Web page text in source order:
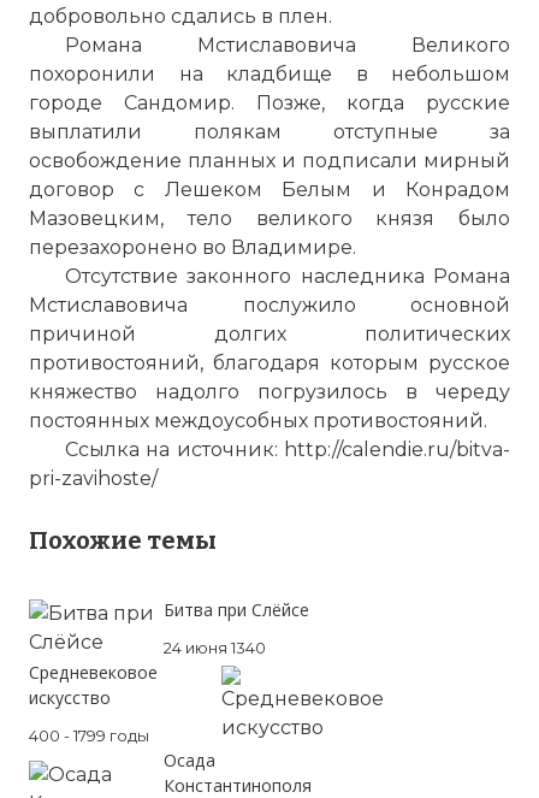
добровольно сдались в плен.
Романа Мстиславовича Великого
похоронили на кладбище в небольшом
городе Сандомир. Позже, когда русские
выплатили полякам отступные за
освобождение планных и подписали мирный
договор с Лешеком Белым и Конрадом
Мазовецким, тело великого князя было
перезахоронено во Владимире.
Отсутствие законного наследника Романа
Мстиславовича послужило основной
причиной долгих политических
противостояний, благодаря которым русское
княжество надолго погрузилось в череду
постоянных междоусобных противостояний.
Cсылка на источник: http://calendie.ru/bitva-
pri-zavihoste/
Похожие темы
Битва при Слёйсе
24 июня 1340
Средневековое
искусство
400 - 1799 годы
Осада
Константинополя